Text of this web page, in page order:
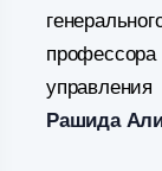
Рашида